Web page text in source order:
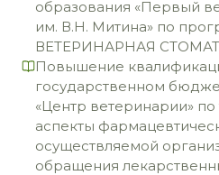
образования «Первый
им. В.Н. Митина» по
ВЕТЕРИНАРНАЯ
Повышение
государственном
«Центр ветеринарии»
аспекты
осуществляемой
обращения